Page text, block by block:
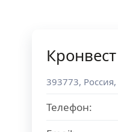
393773, Россия,
Телефон: